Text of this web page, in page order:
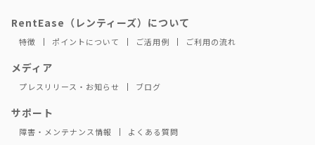
RentEase（レンティーズ）について
特徴 ポイントについて ご活用例 ご利用の流れ
メディア
プレスリリース・お知らせ ブログ
サポート
障害・メンテナンス情報 よくある質問